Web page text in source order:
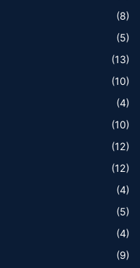
(8)
(5)
(13)
(10)
(4)
(10)
(12)
(12)
(4)
(5)
(4)
(9)